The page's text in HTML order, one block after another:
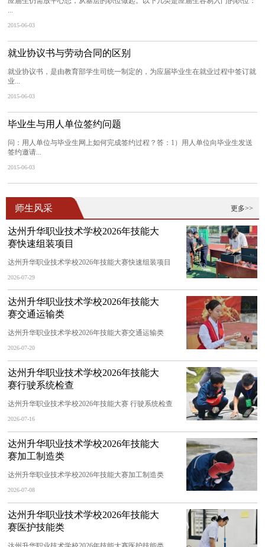
...
2015-06-03
就业协议书与劳动合同的区别
就业协议书，是由教育部学生司统一制定的，为应届毕业生在就业过程中签订就
业...
2015-06-03
毕业生与用人单位签约问题
问：用人单位与毕业生网上如何完成签约过程？答：1）用人单位向毕业生发送
签约邀请...
2015-06-03
更多>>
师生风采
达州升华职业技术学校2026年技能大
赛快速组装项目
达州升华职业技术学校2026年技能大赛快速组装项目
2026-07-29
达州升华职业技术学校2026年技能大
赛交通运输类
达州升华职业技术学校2026年技能大赛交通运输类
2026-07-20
达州升华职业技术学校2026年技能大
赛行驶系统检查
达州升华职业技术学校2026年技能大赛 行驶系统检查
2026-07-16
达州升华职业技术学校2026年技能大
赛加工制造类
达州升华职业技术学校2026年技能大赛加工制造类
2026-07-08
达州升华职业技术学校2026年技能大
赛医护技能类